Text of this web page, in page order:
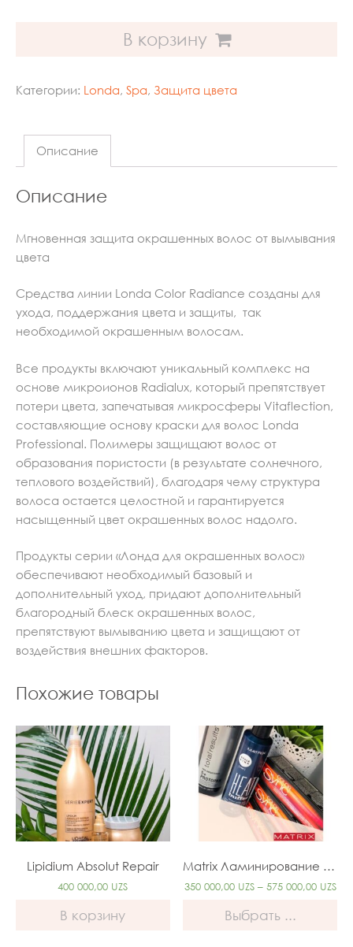
В корзину
Категории: Londa, Spa, Защита цвета
Описание
Описание
Мгновенная защита окрашенных волос от вымывания
цвета
Средства линии Londa Color Radiance созданы для
ухода, поддержания цвета и защиты, так
необходимой окрашенным волосам.
Все продукты включают уникальный комплекс на
основе микроионов Radialux, который препятствует
потери цвета, запечатывая микросферы Vitaflection,
составляющие основу краски для волос Londa
Professional. Полимеры защищают волос от
образования пористости (в результате солнечного,
теплового воздействий), благодаря чему структура
волоса остается целостной и гарантируется
насыщенный цвет окрашенных волос надолго.
Продукты серии «Лонда для окрашенных волос»
обеспечивают необходимый базовый и
дополнительный уход, придают дополнительный
благородный блеск окрашенных волос,
препятствуют вымыванию цвета и защищают от
воздействия внешних факторов.
Похожие товары
Lipidium Absolut Repair
400 000,00 UZS
В корзину
Matrix Ламинирование Pro+
350 000,00 UZS– 575 000,00 UZS
Выбрать ...